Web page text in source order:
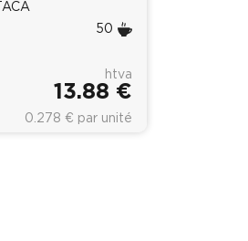
50
htva
13.88 €
0.278 € par unité